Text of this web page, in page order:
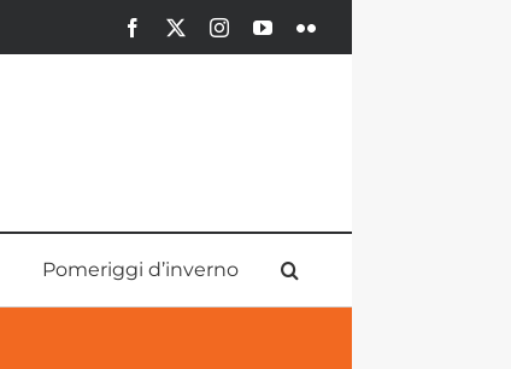
Facebook InstagramYouTubeFlickr
Pomeriggi d’inverno